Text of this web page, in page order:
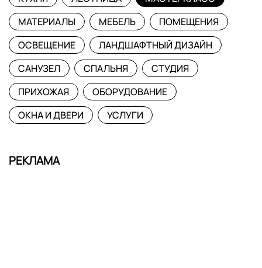
МАТЕРИАЛЫ
МЕБЕЛЬ
ПОМЕЩЕНИЯ
ОСВЕЩЕНИЕ
ЛАНДШАФТНЫЙ ДИЗАЙН
САНУЗЕЛ
СПАЛЬНЯ
СТУДИЯ
ПРИХОЖАЯ
ОБОРУДОВАНИЕ
ОКНА И ДВЕРИ
УСЛУГИ
РЕКЛАМА